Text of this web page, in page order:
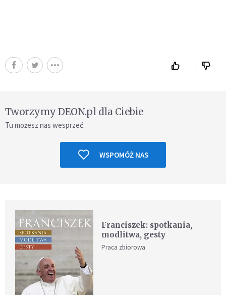
Tworzymy DEON.pl dla Ciebie
Tu możesz nas wesprzeć.
WSPOMÓŻ NAS
Franciszek: spotkania,
modlitwa, gesty
Praca zbiorowa